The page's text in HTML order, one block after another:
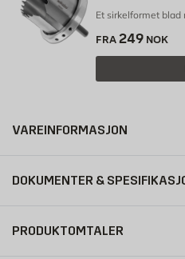
Et sirkelformet blad
FRA 249 NOK
VAREINFORMASJON
DOKUMENTER &
PRODUKTOMTALER